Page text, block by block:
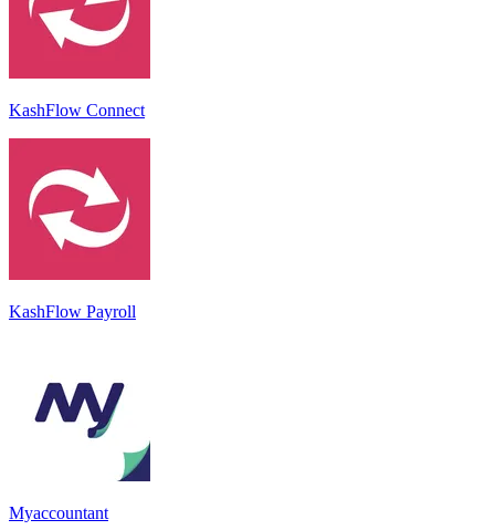
KashFlow Connect
KashFlow Payroll
Myaccountant